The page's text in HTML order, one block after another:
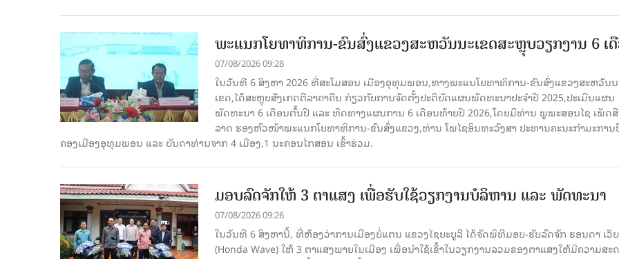
ພະແນກໂຍທາທິການ-ຂົນສົ່ງແຂວງສະຫວັນນະເຂດສະຫຼຸບວຽກງານ 6 ເ
07/08/2026 09:28
ໃນວັນທີ 6 ສິງຫາ 2026 ທີ່ສະໂມສອນ ເມືອງອຸທຸມພອນ,ທາງພະແນໂຍທາທິການ-ຂົນສົ່ງແຂວງສະຫວັນ
ເຂດ,ໄດ້ສະຫຼຸບສັງເກດຕີລາຄາຄືນ ກ່ຽວກັບການຈັດຕັ້ງປະຕິບັດແຜນພັດທະນາປະຈໍາປີ 2025,ປະເມີນແຜນ
ພັດທະນາ 6 ເດືອນຕົ້ນປີ ແລະ ທິດທາງແຜນການ 6 ເດືອນທ້າຍປີ 2026,ໂດຍມີທ່ານ ພູພະສອນໄຊ ເພັດ
ລາດ ຮອງຫົວໜ້າພະແນກໂຍທາທິການ-ຂົນສົ່ງແຂວງ,ທ່ານ ໂພໄຊອິນທະວົງສາ ປະທານຄະນະກໍາມະການ
ຄອງເມືອງອຸທຸມພອນ ແລະ ບັນດາທ່ານຈາກ 4 ເມືອງ,1 ນະຄອນໄກສອນ ເຂົ້າຮ່ວມ.
ມອບລົດຈັກໃຫ້ 3 ຕາແສງ ເພື່ອຮັບໃຊ້ວຽກງານບໍລິຫານ ແລະ ພັດທະນາ
07/08/2026 09:26
ໃນວັນທີ 6 ສິງຫານີ້, ທີ່ຫ້ອງວ່າການເມືອງບໍ່ແຕນ ແຂວງໄຊຍະບູລີ ໄດ້ຈັດພິທີມອບ-ຮັບລົດຈັກ ຮອນດາ ເວັບ
(Honda Wave) ໃຫ້ 3 ຕາແສງພາຍໃນເມືອງ ເພື່ອນໍາໃຊ້ເຂົ້າໃນວຽກງານລວມຂອງຕາແສງໃຫ້ມີຄວາມສະ